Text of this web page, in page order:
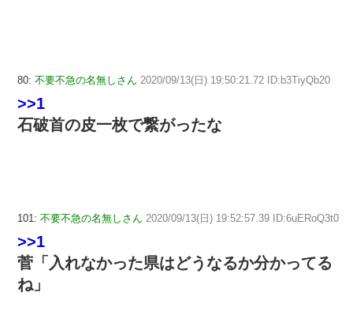
80: 不要不急の名無しさん 2020/09/13(日) 19:50:21.72 ID:b3TiyQb20
>>1
石破首の皮一枚で繋がったな
101: 不要不急の名無しさん 2020/09/13(日) 19:52:57.39 ID:6uERoQ3t0
>>1
菅「入れなかった県はどうなるか分かってる
ね」